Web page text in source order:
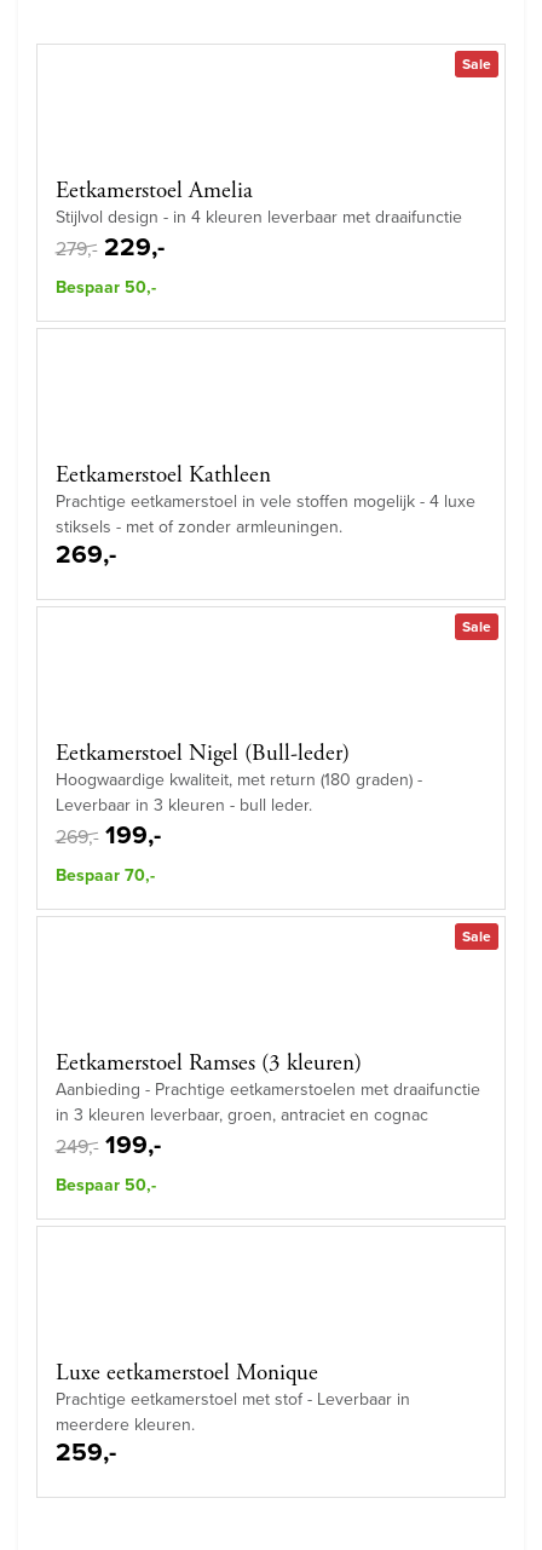
Sale
Eetkamerstoel Amelia
Stijlvol design - in 4 kleuren leverbaar met draaifunctie
279,- 229,-
Bespaar 50,-
Eetkamerstoel Kathleen
Prachtige eetkamerstoel in vele stoffen mogelijk - 4 luxe
stiksels - met of zonder armleuningen.
269,-
Sale
Eetkamerstoel Nigel (Bull-leder)
Hoogwaardige kwaliteit, met return (180 graden) -
Leverbaar in 3 kleuren - bull leder.
269,- 199,-
Bespaar 70,-
Sale
Eetkamerstoel Ramses (3 kleuren)
Aanbieding - Prachtige eetkamerstoelen met draaifunctie
in 3 kleuren leverbaar, groen, antraciet en cognac
249,- 199,-
Bespaar 50,-
Luxe eetkamerstoel Monique
Prachtige eetkamerstoel met stof - Leverbaar in
meerdere kleuren.
259,-